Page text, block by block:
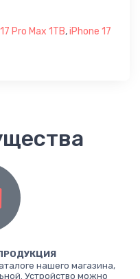
Pro Max 1TB,iPhone 17
нашего магазина,
Устройство можно